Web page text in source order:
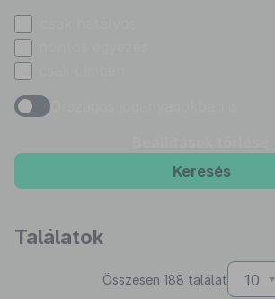
Keresés
Találatok
Összesen 188 találat 10